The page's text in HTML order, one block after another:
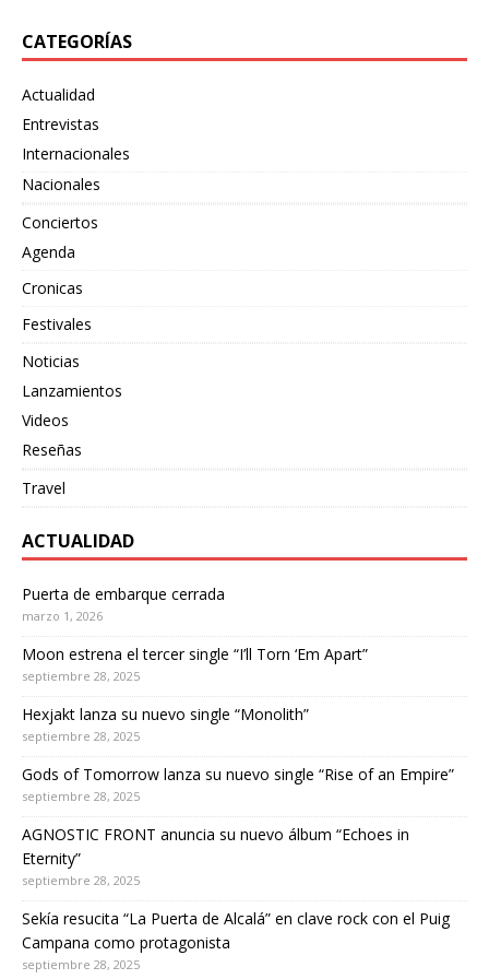
CATEGORÍAS
Actualidad
Entrevistas
Internacionales
Nacionales
Conciertos
Agenda
Cronicas
Festivales
Noticias
Lanzamientos
Videos
Reseñas
Travel
ACTUALIDAD
Puerta de embarque cerrada
marzo 1, 2026
Moon estrena el tercer single “I’ll Torn ‘Em Apart”
septiembre 28, 2025
Hexjakt lanza su nuevo single “Monolith”
septiembre 28, 2025
Gods of Tomorrow lanza su nuevo single “Rise of an Empire”
septiembre 28, 2025
AGNOSTIC FRONT anuncia su nuevo álbum “Echoes in
Eternity”
septiembre 28, 2025
Sekía resucita “La Puerta de Alcalá” en clave rock con el Puig
Campana como protagonista
septiembre 28, 2025